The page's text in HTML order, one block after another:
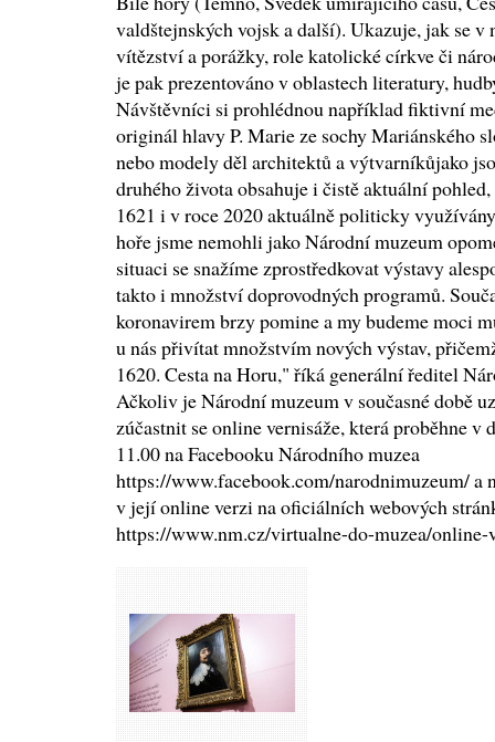
valdštejnských vojsk a další). Ukazuje, jak se
vítězství a porážky, role katolické církve či
je pak prezentováno v oblastech literatury,
Návštěvníci si prohlédnou například fiktivní
originál hlavy P. Marie ze sochy Mariánského
nebo modely děl architektů a výtvarníkůjako
druhého života obsahuje i čistě aktuální
1621 i v roce 2020 aktuálně politicky
hoře jsme nemohli jako Národní muzeum
situaci se snažíme zprostředkovat výstavy
takto i množství doprovodných programů.
koronavirem brzy pomine a my budeme moci
u nás přivítat množstvím nových výstav,
1620. Cesta na Horu," říká generální ředitel
Ačkoliv je Národní muzeum v současné době
zúčastnit se online vernisáže, která proběhne
11.00 na Facebooku Národního muzea
https://www.facebook.com/narodnimuzeum/ a
v její online verzi na oficiálních webových
https://www.nm.cz/virtualne-do-muzea/online-